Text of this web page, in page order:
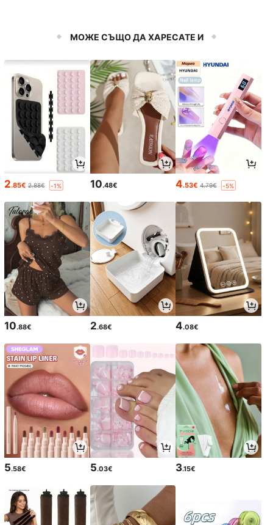
МОЖЕ СЪЩО ДА ХАРЕСАТЕ И
2.85€ 2.88€ -1% 10.48€ 4.53€ 4.79€ -5%
10.88€ 2.68€ 4.08€
5.58€ 5.03€ 3.15€